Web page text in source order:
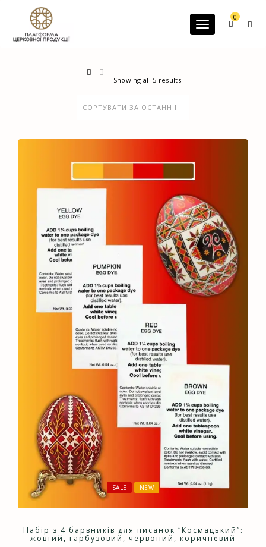
G-60JZFMNRBC
Toggle
0
Showing all 5 results
SALE NEW
Набір з 4 барвників для писанок “Космацький”:
жовтий, гарбузовий, червоний, коричневий